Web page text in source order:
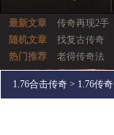
最新文章 传奇再现2手
随机文章
找复古传奇
热门推荐
老得传奇法
1.76合击传奇 > 1.76传奇